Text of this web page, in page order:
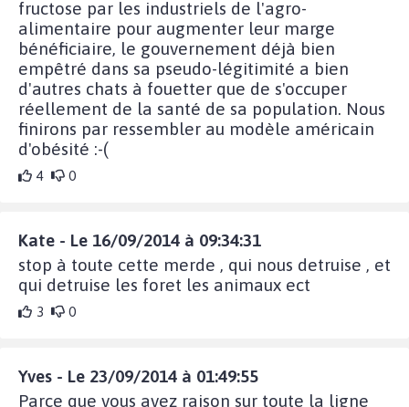
fructose par les industriels de l'agro-
alimentaire pour augmenter leur marge
bénéficiaire, le gouvernement déjà bien
empêtré dans sa pseudo-légitimité a bien
d'autres chats à fouetter que de s'occuper
réellement de la santé de sa population. Nous
finirons par ressembler au modèle américain
d'obésité :-(
4 0
Kate - Le 16/09/2014 à 09:34:31
stop à toute cette merde , qui nous detruise , et
qui detruise les foret les animaux ect
3 0
Yves - Le 23/09/2014 à 01:49:55
Parce que vous avez raison sur toute la ligne